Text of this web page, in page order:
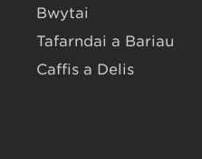
Bwytai
Tafarndai a Bariau
Caffis a Delis